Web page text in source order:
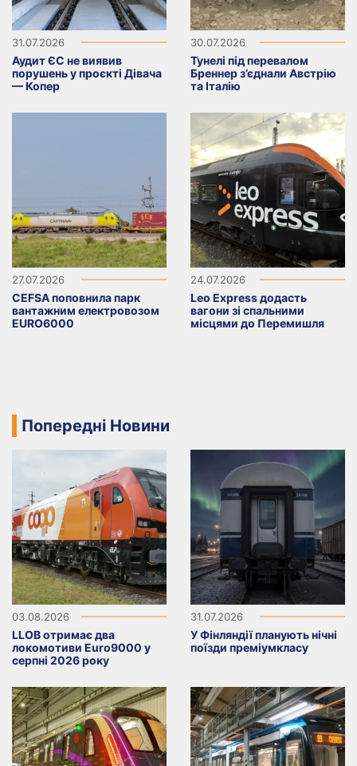
31.07.2026
Аудит ЄС не виявив
порушень у проєкті Дівача
— Копер
30.07.2026
Тунелі під перевалом
Бреннер з’єднали Австрію
та Італію
27.07.2026
CEFSA поповнила парк
вантажним електровозом
EURO6000
24.07.2026
Leo Express додасть
вагони зі спальними
місцями до Перемишля
Попередні Новини
03.08.2026
LLOB отримає два
локомотиви Euro9000 у
серпні 2026 року
31.07.2026
У Фінляндії планують нічні
поїзди преміумкласу